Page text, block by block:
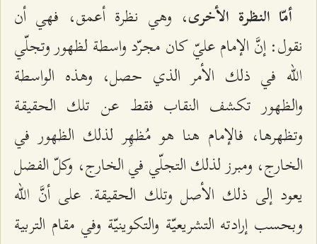
أمّا النظرة الأخرى، وهي نظرة أعمق، فهي أن
نقول: إنَّ الإمام عليّ كان مجرّد واسطة لظهور وتجلّي
الله في ذلك الأمر الذي حصل، وهذه الواسطة
والظهور تكشف النقاب فقط عن تلك الحقيقة
وتظهرها، فالإمام هنا هو مُظهِر لذلك الظهور في
الخارج، ومبرز لذلك التجلّي في الخارج، وكلّ الفضل
يعود إلى ذلك الأصل وتلك الحقيقة. على أنَّ الله
وبحسب إرادته التشريعيّة والتكوينيّة وفي مقام التربية